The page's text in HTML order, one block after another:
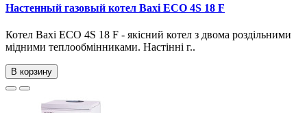
Настенный газовый котел Baxi ECO 4S 18 F
Котел Baxi ECO 4S 18 F - якісний котел з двома роздільними
мідними теплообмінниками. Настінні г..
В корзину